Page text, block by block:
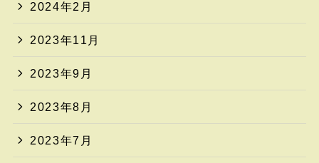
2024年2月
2023年11月
2023年9月
2023年8月
2023年7月